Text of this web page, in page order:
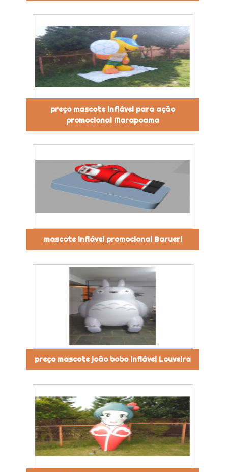
preço mascote inflável para ação
promocional Marapoama
mascote inflável promocional Barueri
preço mascote joão bobo inflável Louveira